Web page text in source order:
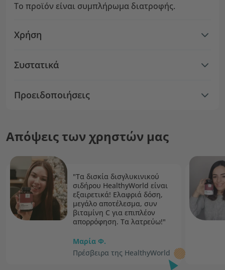
Το προϊόν είναι συμπλήρωμα διατροφής.
Χρήση
Συστατικά
Προειδοποιήσεις
Απόψεις των χρηστών μας
"Τα δισκία δισγλυκινικού
σιδήρου HealthyWorld είναι
εξαιρετικά! Ελαφριά δόση,
μεγάλο αποτέλεσμα, συν
βιταμίνη C για επιπλέον
απορρόφηση. Τα λατρεύω!"
Μαρία Φ.
Πρέσβειρα της HealthyWorld